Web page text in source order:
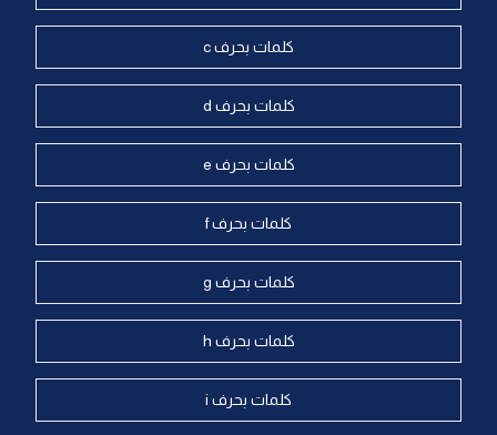
كلمات بحرف c
كلمات بحرف d
كلمات بحرف e
كلمات بحرف f
كلمات بحرف g
كلمات بحرف h
كلمات بحرف i